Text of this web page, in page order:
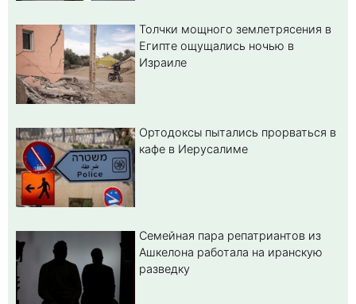
Толчки мощного землетрясения в
Египте ощущались ночью в
Израиле
Ортодоксы пытались прорваться в
кафе в Иерусалиме
Семейная пара репатриантов из
Ашкелона работала на иранскую
разведку